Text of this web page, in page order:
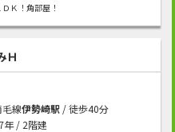
Ｋ！角部屋！
Ｈ
毛線伊勢崎駅/ 徒歩40分
年 / 2階建